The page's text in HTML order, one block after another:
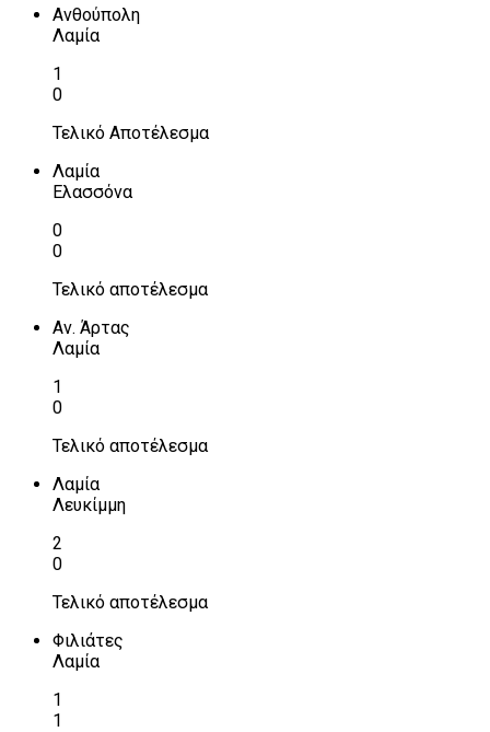
Ανθούπολη
Λαμία
1
0
Τελικό Αποτέλεσμα
Λαμία
Ελασσόνα
0
0
Τελικό αποτέλεσμα
Αν. Άρτας
Λαμία
1
0
Τελικό αποτέλεσμα
Λαμία
Λευκίμμη
2
0
Τελικό αποτέλεσμα
Φιλιάτες
Λαμία
1
1